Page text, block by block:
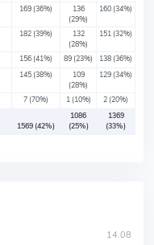
169 (36%)
136
(29%)
160 (34%)
182 (39%)
132
(28%)
151 (32%)
156 (41%) 89 (23%) 138 (36%)
145 (38%)
109
(28%)
129 (34%)
7 (70%) 1 (10%) 2 (20%)
1569 (42%)
1086
(25%)
1369
(33%)
14.08